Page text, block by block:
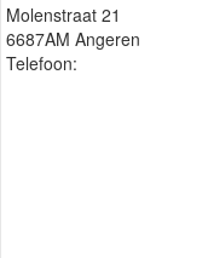
Molenstraat 21
6687AM Angeren
Telefoon: